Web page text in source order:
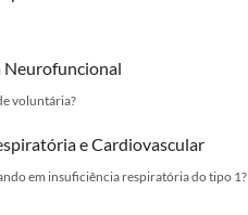
Neurofuncional
voluntária?
e Cardiovascular
em insuficiência respiratória do tipo 1?